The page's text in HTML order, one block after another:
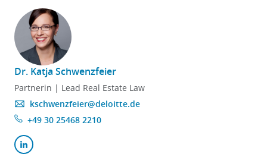
Dr. Katja Schwenzfeier
Partnerin | Lead Real Estate Law
kschwenzfeier@deloitte.de
+49 30 25468 2210